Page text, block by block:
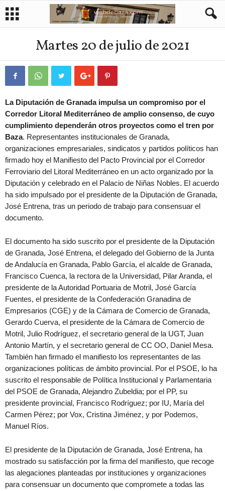
Martes 20 de julio de 2021
La Diputación de Granada impulsa un compromiso por el
Corredor Litoral Mediterráneo de amplio consenso, de cuyo
cumplimiento dependerán otros proyectos como el tren por
Baza. Representantes institucionales de Granada,
organizaciones empresariales, sindicatos y partidos políticos han
firmado hoy el Manifiesto del Pacto Provincial por el Corredor
Ferroviario del Litoral Mediterráneo en un acto organizado por la
Diputación y celebrado en el Palacio de Niñas Nobles. El acuerdo
ha sido impulsado por el presidente de la Diputación de Granada,
José Entrena, tras un periodo de trabajo para consensuar el
documento.
El documento ha sido suscrito por el presidente de la Diputación
de Granada, José Entrena, el delegado del Gobierno de la Junta
de Andalucía en Granada, Pablo García, el alcalde de Granada,
Francisco Cuenca, la rectora de la Universidad, Pilar Aranda, el
presidente de la Autoridad Portuaria de Motril, José García
Fuentes, el presidente de la Confederación Granadina de
Empresarios (CGE) y de la Cámara de Comercio de Granada,
Gerardo Cuerva, el presidente de la Cámara de Comercio de
Motril, Julio Rodríguez, el secretario general de la UGT, Juan
Antonio Martín, y el secretario general de CC OO, Daniel Mesa.
También han firmado el manifiesto los representantes de las
organizaciones políticas de ámbito provincial. Por el PSOE, lo ha
suscrito el responsable de Política Institucional y Parlamentaria
del PSOE de Granada, Alejandro Zubeldia; por el PP, su
presidente provincial, Francisco Rodríguez; por IU, María del
Carmen Pérez; por Vox, Cristina Jiménez, y por Podemos,
Manuel Ríos.
El presidente de la Diputación de Granada, José Entrena, ha
mostrado su satisfacción por la firma del manifiesto, que recoge
las alegaciones planteadas por instituciones y organizaciones
para consensuar un documento que compromete a todas las